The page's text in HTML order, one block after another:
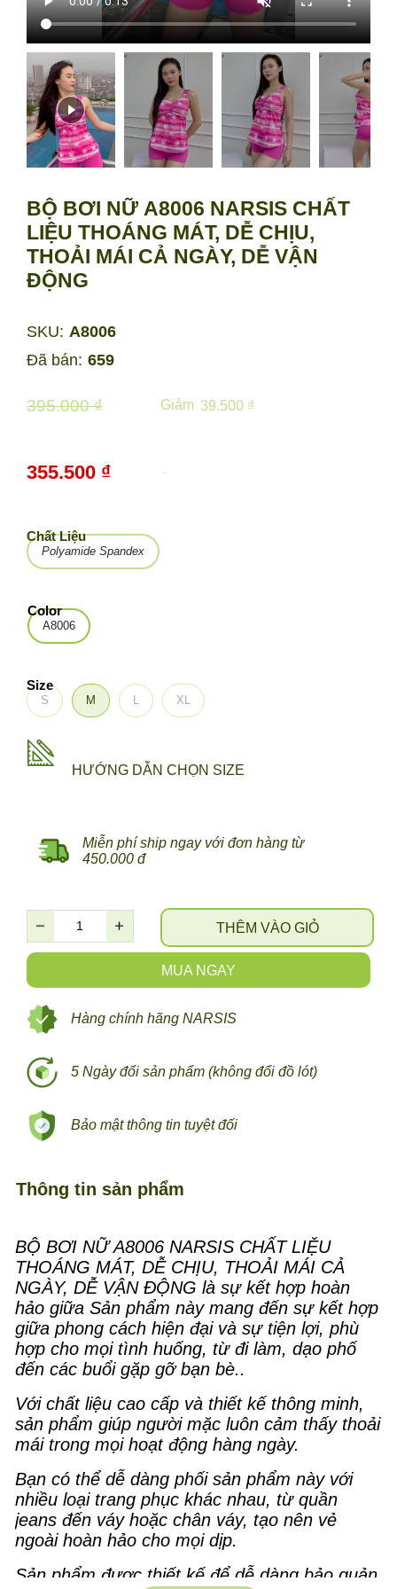
BỘ BƠI NỮ A8006 NARSIS CHẤT
LIỆU THOÁNG MÁT, DỄ CHỊU,
THOẢI MÁI CẢ NGÀY, DỄ VẬN
ĐỘNG
Đã bán: 659
S M L XL
Size
Polyamide Spandex
Chất Liệu
A8006
Color
MUA NGAY
THÊM VÀO GIỎ
HƯỚNG DẪN CHỌN SIZE
Miễn phí ship ngay với đơn hàng từ
450.000 đ
-
355.500 ₫
5 Ngày đổi sản phẩm (không đổi đồ lót)
Bảo mật thông tin tuyệt đối
Hàng chính hãng NARSIS
395.000 ₫ 39.500 ₫
Giảm
SKU: A8006
Thông tin sản phẩm
BỘ BƠI NỮ A8006 NARSIS CHẤT LIỆU
THOÁNG MÁT, DỄ CHỊU, THOẢI MÁI CẢ
NGÀY, DỄ VẬN ĐỘNG là sự kết hợp hoàn
hảo giữa Sản phẩm này mang đến sự kết hợp
giữa phong cách hiện đại và sự tiện lợi, phù
hợp cho mọi tình huống, từ đi làm, dạo phố
đến các buổi gặp gỡ bạn bè..
Với chất liệu cao cấp và thiết kế thông minh,
sản phẩm giúp người mặc luôn cảm thấy thoải
mái trong mọi hoạt động hàng ngày.
Bạn có thể dễ dàng phối sản phẩm này với
nhiều loại trang phục khác nhau, từ quần
jeans đến váy hoặc chân váy, tạo nên vẻ
ngoài hoàn hảo cho mọi dịp.
Sản phẩm được thiết kế để dễ dàng bảo quản,